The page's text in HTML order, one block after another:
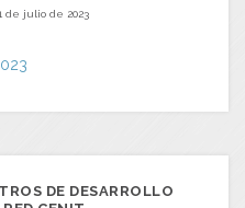
de julio de 2023
DE DESARROLLO